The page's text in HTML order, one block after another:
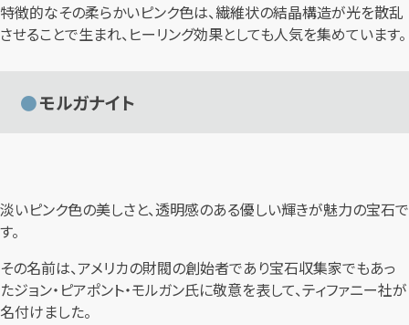
特徴的なその柔らかいピンク色は、繊維状の結晶構造が光を散乱
させることで生まれ、ヒーリング効果としても人気を集めています。
モルガナイト
淡いピンク色の美しさと、透明感のある優しい輝きが魅力の宝石で
す。
その名前は、アメリカの財閥の創始者であり宝石収集家でもあっ
たジョン・ピアポント・モルガン氏に敬意を表して、ティファニー社が
名付けました。